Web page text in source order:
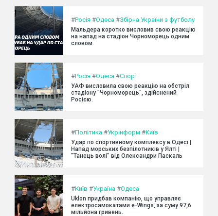
#Росія #Одеса #Збірна України з футболу
Мальдера коротко висловив свою реакцію
на напад на стадіон Чорноморець одним
словом.
#Росія #Одеса #Спорт
УАФ висловила свою реакцію на обстріл
стадіону "Чорноморець", здійснений
Росією.
#Політика #Укрінформ #Київ
Удар по спортивному комплексу в Одесі |
Напад морських безпілотників у Ялті |
"Танець волі" від Олександри Паскаль
#Київ #Україна #Одеса
Uklon придбав компанію, що управляє
електросамокатами e-Wings, за суму 97,6
мільйона гривень.